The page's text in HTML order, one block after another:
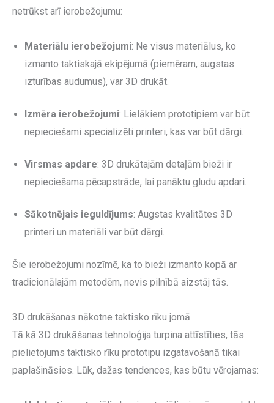
netrūkst arī ierobežojumu:
Materiālu ierobežojumi: Ne visus materiālus, ko
izmanto taktiskajā ekipējumā (piemēram, augstas
izturības audumus), var 3D drukāt.
Izmēra ierobežojumi: Lielākiem prototipiem var būt
nepieciešami specializēti printeri, kas var būt dārgi.
Virsmas apdare: 3D drukātajām detaļām bieži ir
nepieciešama pēcapstrāde, lai panāktu gludu apdari.
Sākotnējais ieguldījums: Augstas kvalitātes 3D
printeri un materiāli var būt dārgi.
Šie ierobežojumi nozīmē, ka to bieži izmanto kopā ar
tradicionālajām metodēm, nevis pilnībā aizstāj tās.
3D drukāšanas nākotne taktisko rīku jomā
Tā kā 3D drukāšanas tehnoloģija turpina attīstīties, tās
pielietojums taktisko rīku prototipu izgatavošanā tikai
paplašināsies. Lūk, dažas tendences, kas būtu vērojamas: